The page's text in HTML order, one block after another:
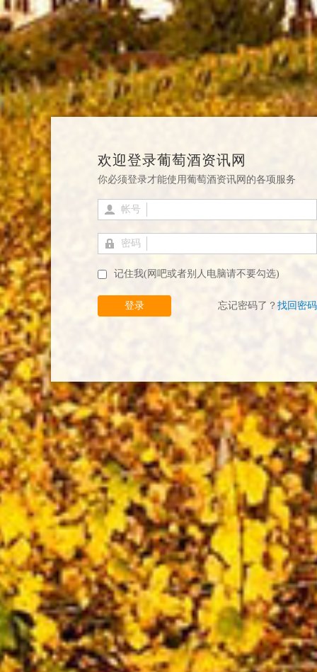
欢迎登录葡萄酒资讯网
你必须登录才能使用葡萄酒资讯网的各项服务
帐号
密码
记住我(网吧或者别人电脑请不要勾选)
登录 忘记密码了？ 找回密码